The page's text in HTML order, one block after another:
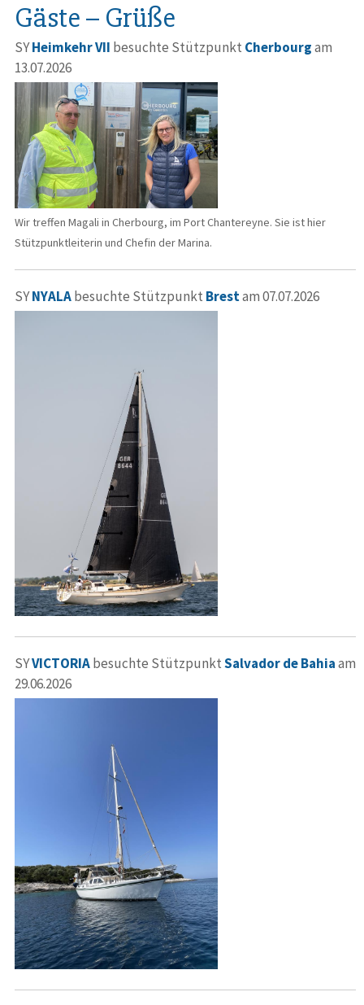
Gäste – Grüße
SYHeimkehr VII besuchte Stützpunkt Cherbourgam
13.07.2026
Wir treffen Magali in Cherbourg, im Port Chantereyne. Sie ist hier
Stützpunktleiterin und Chefin der Marina.
SYNYALAbesuchte Stützpunkt Brestam 07.07.2026
SYVICTORIAbesuchte StützpunktSalvador de Bahiaam
29.06.2026